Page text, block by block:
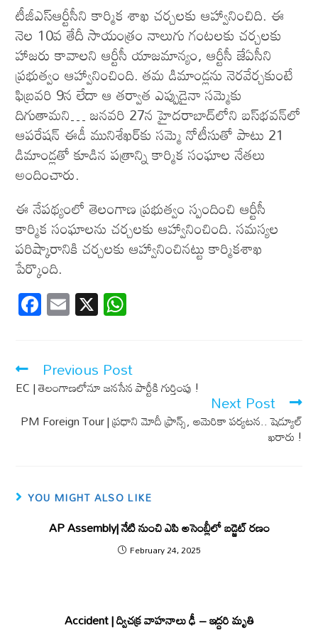
టీజీఎస్‌ఆర్టీసీని కార్మిక శాఖ చర్చలకు ఆహ్వానించిది. ఈ
నెల 10వ తేదీ సాయంత్రం నాలుగు గంటలకు చర్చలకు
హాజరు కావాలని ఆర్టీసీ యాజమాన్యం, ఆర్టీసీ జేఏసీని
ప్రభుత్వం ఆహ్వానించింది. తమ డిమాండ్లను నెరవేర్చకుంటే
ఫిబ్రవరి 9న లేదా ఆ తర్వాత ఎప్పుడైనా సమ్మెకు
దిగుతామని… జనవరి 27న హైదరాబాద్‌లోని బస్‌భవన్‌లో
ఆపరేషన్‌ ఈడీ మునిశేఖర్‌కు సమ్మె నోటీసుతో పాటు 21
డిమాండ్లతో కూడిన పత్రాన్ని కార్మిక సంఘాల నేతలు
అందించారు.
ఈ నేపథ్యంలో తెలంగాణ ప్రభుత్వం స్పందించి ఆర్టీసీ
కార్మిక సంఘాలను చర్చలకు ఆహ్వానించింది. సమస్యల
పరిష్కారానికి చర్చలకు ఆహ్వానించినట్టు కార్మికశాఖ
పేర్కొంది.
F
ac
b
o
o
k
E
m
X
s
A
p
p
Previous Post
EC | తెలంగాణలోనూ జనసేన పార్టీకి గుర్తింపు !
Next Post
PM Foreign Tour | ప్రధాని మోదీ ఫ్రాన్స్‌, అమెరికా పర్యటన.. షెడ్యూల్‌
ఖరారు !
YOU MIGHT ALSO LIKE
AP Assembly| నేటి నుంచి ఎపి అసెంబ్లీలో బడ్జెట్ రణం
February 24, 2025
Accident | ద్విచక్ర వాహనాలు ఢీ – ఇద్దరి మృతి